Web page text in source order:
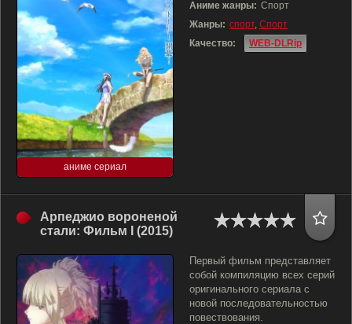
аниме сериал
Аниме жанры: Спорт
Жанры: спорт, Спорт
Качество:
WEB-DLRip
Арпеджио вороненой
стали: Фильм I (2015)
Первый фильм представляет
собой компиляцию всех серий
оригинального сериала с
новой последовательностью
повествования.